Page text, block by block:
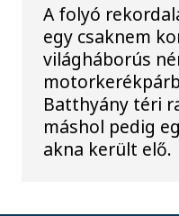
A folyó
egy csaknem
világháborús
Batthyány téri
máshol pedig
akna került elő.